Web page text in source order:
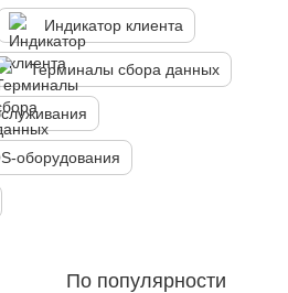
Индикатор клиента
Терминалы сбора данных
оборудования
По популярности